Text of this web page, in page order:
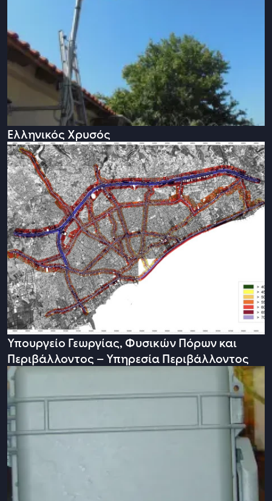
Ελληνικός Χρυσός
Υπουργείο Γεωργίας, Φυσικών Πόρων και
Περιβάλλοντος – Υπηρεσία Περιβάλλοντος